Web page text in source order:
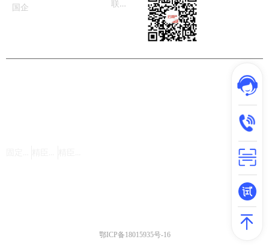
联
系我们
国企
版权所有©武汉精臣智慧标识科技有限公司 |
鄂ICP备18015935号-16